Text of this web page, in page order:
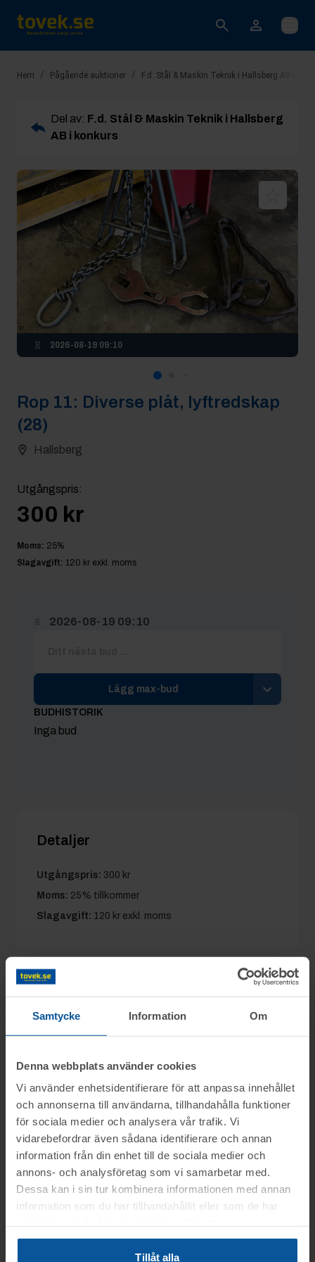
Samtycke Information Om
Denna webbplats använder cookies
Vi använder enhetsidentifierare för att anpassa innehållet
och annonserna till användarna, tillhandahålla funktioner
för sociala medier och analysera vår trafik. Vi
vidarebefordrar även sådana identifierare och annan
information från din enhet till de sociala medier och
annons- och analysföretag som vi samarbetar med.
Dessa kan i sin tur kombinera informationen med annan
information som du har tillhandahållit eller som de har
Tillåt alla
Öppna
Hem / Pågående auktioner / F.d. Stål & Maskin Teknik i Hallsberg AB i
Del av: F.d. Stål & Maskin Teknik i Hallsberg
AB i konkurs
2026-08-19 09:10
Rop 11: Diverse plåt, lyftredskap
(28)
Hallsberg
Utgångspris:
300 kr
Moms: 25%
Slagavgift: 120 kr exkl. moms
2026-08-19 09:10
Lägg max-bud
BUDHISTORIK
Inga bud
Detaljer
Utgångspris: 300 kr
Moms: 25% tillkommer
Slagavgift: 120 kr exkl. moms
Objektet säljes i befintligt skick.
objektet vid angiven tid för visning.
OBS! Lagda bud kan inte tas bort!
Vid konkursutförsäljning gäller inte
konsumentköplagen (ex. ångerrätt). Se mer
info i registreringsavtalet.
Martin tel.nr: 0346-48771
Du kan alltid kontakta oss på 0346-48770 för
generella frågor om auktioner och rop.
Hallsberg
Tisdagen den 18 aug. mellan kl. 11:00-
12:00
aug. kl. 12.00
Betalning
Betalningen skall vara Toveks Auktioner AB
tillhandaSENAST 2026-08-21.
Avhämtning
Hallsberg